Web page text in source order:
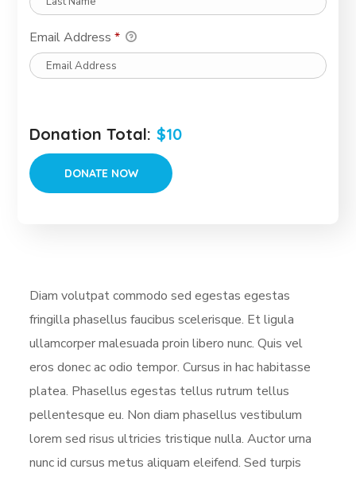
Email Address*
Donation Total: $10
Diam volutpat commodo sed egestas egestas
fringilla phasellus faucibus scelerisque. Et ligula
ullamcorper malesuada proin libero nunc. Quis vel
eros donec ac odio tempor. Cursus in hac habitasse
platea. Phasellus egestas tellus rutrum tellus
pellentesque eu. Non diam phasellus vestibulum
lorem sed risus ultricies tristique nulla. Auctor urna
nunc id cursus metus aliquam eleifend. Sed turpis